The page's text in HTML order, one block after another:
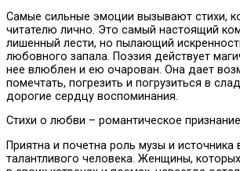
Самые сильные эмоции вызывают стихи,
читателю лично. Это самый настоящий
лишенный лести, но пылающий
любовного запала. Поэзия действует
нее влюблен и ею очарован. Она дает
помечтать, погрезить и погрузиться в
дорогие сердцу воспоминания.
Стихи о любви – романтическое признание
Приятна и почетна роль музы и источника
талантливого человека. Женщины,